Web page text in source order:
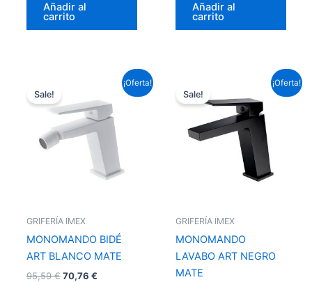
Añadir al
carrito
Añadir al
carrito
¡Oferta!
Sale!
GRIFERÍA IMEX
MONOMANDO BIDÉ
ART BLANCO MATE
95,59€
original
era:
95,59 €.
70,76 €
precio
actual
es:
70,76 €.
¡Oferta!
Sale!
GRIFERÍA IMEX
MONOMANDO
LAVABO ART NEGRO
MATE
original
95,59 €.
precio
actual
es:
70,76 €.